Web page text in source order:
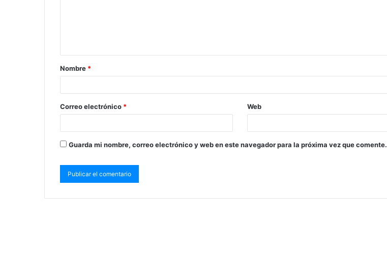
Nombre *
Correo electrónico * Web
Guarda mi nombre, correo electrónico y web en este navegador para la próxima vez que comente.